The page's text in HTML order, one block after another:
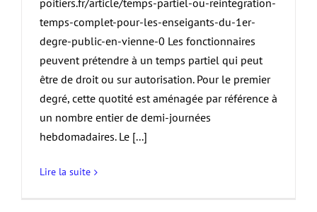
poitiers.fr/article/temps-partiel-ou-reintegration-
temps-complet-pour-les-enseigants-du-1er-
degre-public-en-vienne-0 Les fonctionnaires
peuvent prétendre à un temps partiel qui peut
être de droit ou sur autorisation. Pour le premier
degré, cette quotité est aménagée par référence à
un nombre entier de demi-journées
hebdomadaires. Le [...]
Lire la suite